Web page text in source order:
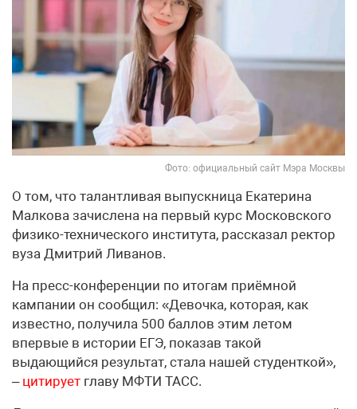
Фото: официальный сайт Мэра Москвы
О том, что талантливая выпускница Екатерина
Малкова зачислена на первый курс Московского
физико-технического института, рассказал ректор
вуза Дмитрий Ливанов.
На пресс-конференции по итогам приёмной
кампании он сообщил: «Девочка, которая, как
известно, получила 500 баллов этим летом
впервые в истории ЕГЭ, показав такой
выдающийся результат, стала нашей студенткой»,
– цитирует главу МФТИ ТАСС.